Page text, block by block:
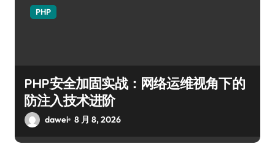
PHP
PHP安全加固实战：网络运维视角下的
防注入技术进阶
dawei 8 月 8, 2026